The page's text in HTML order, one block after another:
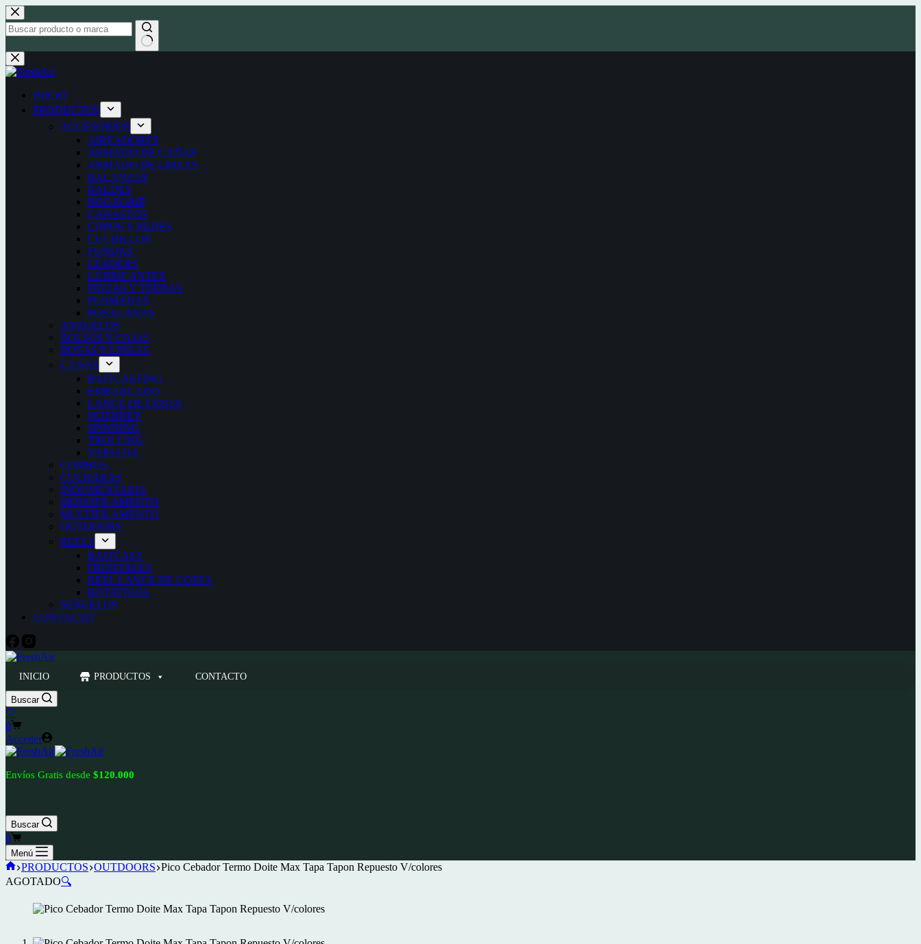
Saltar
al
contenido
Sin
resultados
INICIO
PRODUCTOS
ACCESORIOS
AIREADORES
ARMADO DE CAÑAS
ARMADO DE LINEAS
BALANZAS
BALDES
BOGAGRIP
CANASTOS
COPOS Y REDES
CUCHILLOS
FUNDAS
LEADERS
LUBRICANTES
PINZAS Y TIJERAS
PLOMADAS
POSACAÑAS
ANZUELOS
BOLSOS Y CAJAS
BOYAS Y LINEAS
CAÑAS
BAITCASTING
EMBARCADO
LANCE DE COSTA
PEJERREY
SPINNING
TROLLING
VARIADA
COMBOS
CUCHARAS
INDUMENTARIA
MONOFILAMENTO
MULTIFILAMENTO
OUTDOORS
REELS
BAITCAST
FRONTALES
REEL LANCE DE COSTA
ROTATIVOS
SEÑUELOS
CONTACTO
INICIO PRODUCTOS CONTACTO
Buscar
🤍
Carro
de
compra
0
Acceder
Envíos Gratis desde $120.000
Buscar
Carro
de
compra
0
Menú
Inicio
PRODUCTOS OUTDOORS Pico Cebador Termo Doite Max Tapa Tapon Repuesto V/colores
AGOTADO🔍